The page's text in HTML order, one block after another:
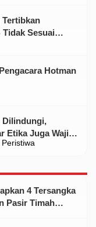
Tidak Sesuai
Hotman
Dilindungi,
Etika Juga Wajib
4 Tersangka
Pasir Timah